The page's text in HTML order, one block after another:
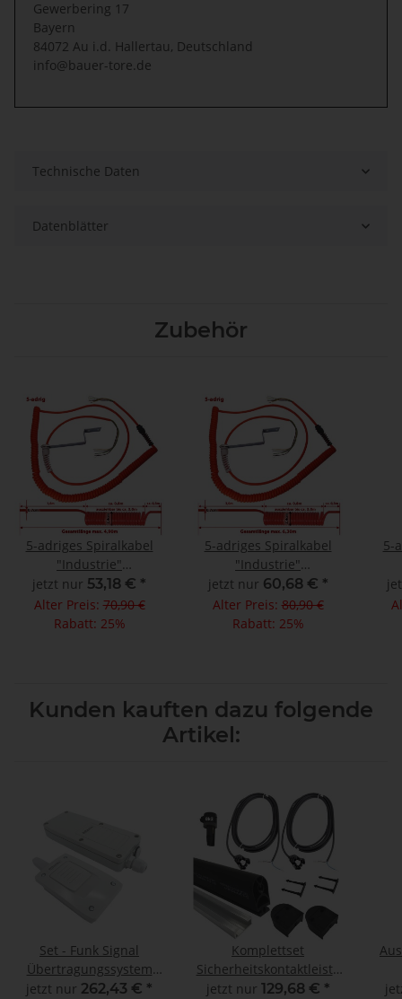
Gewerbering 17
Bayern
84072 Au i.d. Hallertau, Deutschland
info@bauer-tore.de
Technische Daten
Datenblätter
Zubehör
5-adriges Spiralkabel
"Industrie"
Wendelleitung,
Gesamtlänge max 4,90m
jetzt nur 53,18 € *
Alter Preis:70,90 €
Rabatt: 25%
5-adriges Spiralkabel
"Industrie"
Wendelleitung,
Gesamtlänge max 6,30m
jetzt nur 60,68 € *
Alter Preis:80,90 €
Rabatt: 25%
5-
Kunden kauften dazu folgende
Artikel:
Set - Funk Signal
Übertragungssystem
Radioband 3G
jetzt nur 262,43 € *
Komplettset
Sicherheitskontaktleiste
25/30 1200mm
jetzt nur 129,68 € *